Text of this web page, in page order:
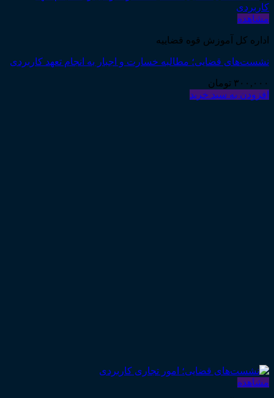
مشاهده
اداره کل آموزش قوه قضاییه
نشست‌های قضایی؛ مطالبه خسارت و اجبار به انجام تعهد کاربردی
۳۰۰,۰۰۰ تومان
افزودن به سبد خرید
مشاهده